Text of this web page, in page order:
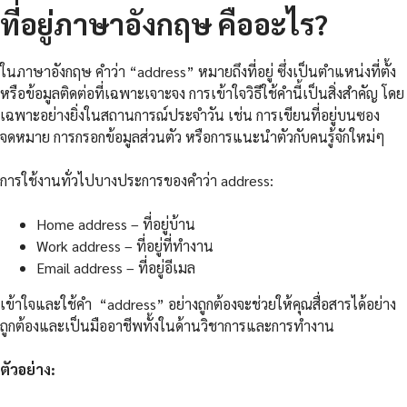
ที่อยู่ภาษาอังกฤษ คืออะไร?
ในภาษาอังกฤษ คำว่า “address” หมายถึงที่อยู่ ซึ่งเป็นตำแหน่งที่ตั้ง
หรือข้อมูลติดต่อที่เฉพาะเจาะจง การเข้าใจวิธีใช้คำนี้เป็นสิ่งสำคัญ โดย
เฉพาะอย่างยิ่งในสถานการณ์ประจำวัน เช่น การเขียนที่อยู่บนซอง
จดหมาย การกรอกข้อมูลส่วนตัว หรือการแนะนำตัวกับคนรู้จักใหม่ๆ
การใช้งานทั่วไปบางประการของคำว่า address:
Home address – ที่อยู่บ้าน
Work address – ที่อยู่ที่ทำงาน
Email address – ที่อยู่อีเมล
เข้าใจและใช้คำ “address” อย่างถูกต้องจะช่วยให้คุณสื่อสารได้อย่าง
ถูกต้องและเป็นมืออาชีพทั้งในด้านวิชาการและการทำงาน
ตัวอย่าง: